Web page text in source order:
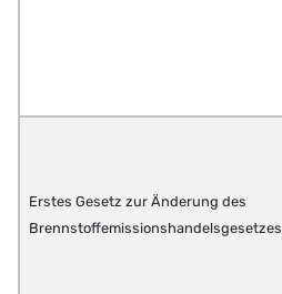
Erstes Gesetz zur Änderung des
Brennstoffemissionshandelsgesetzes